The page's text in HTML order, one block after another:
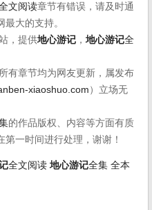
文阅读章节有错误，请及时通
最大的支持。
，提供地心游记 ， 地心游记全
有章节均为网友更新，属发布
xiaoshuo.com ）立场无
的作品版权、内容等方面有质
一时间进行处理，谢谢！
全文阅读 地心游记全集 全本